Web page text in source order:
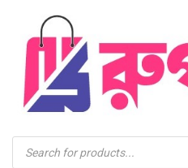
Products
search